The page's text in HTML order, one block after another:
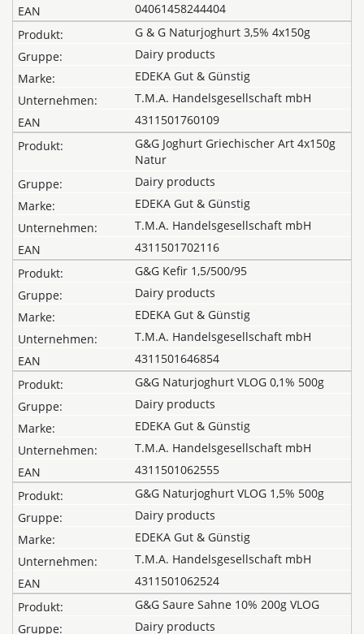
04061458244404
G & G Naturjoghurt 3,5% 4x150g
Dairy products
EDEKA Gut & Günstig
T.M.A. Handelsgesellschaft mbH
4311501760109
G&G Joghurt Griechischer Art 4x150g
Natur
Dairy products
EDEKA Gut & Günstig
T.M.A. Handelsgesellschaft mbH
4311501702116
G&G Kefir 1,5/500/95
Dairy products
EDEKA Gut & Günstig
T.M.A. Handelsgesellschaft mbH
4311501646854
G&G Naturjoghurt VLOG 0,1% 500g
Dairy products
EDEKA Gut & Günstig
T.M.A. Handelsgesellschaft mbH
4311501062555
G&G Naturjoghurt VLOG 1,5% 500g
Dairy products
EDEKA Gut & Günstig
T.M.A. Handelsgesellschaft mbH
4311501062524
G&G Saure Sahne 10% 200g VLOG
Dairy products